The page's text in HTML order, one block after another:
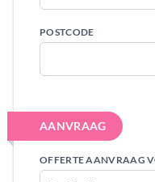
POSTCODE
AANVRAAG
OFFERTE AANVRAAG